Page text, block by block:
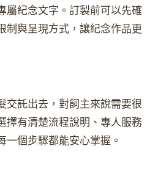
屬紀念文字。訂製前可以先確
制與呈現方式，讓紀念作品更
交託出去，對飼主來說需要很
擇有清楚流程說明、專人服務
一個步驟都能安心掌握。